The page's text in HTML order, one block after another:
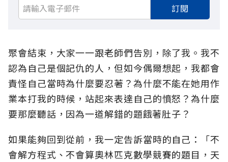
訂閱
聚會結束，大家一一跟老師們告別，除了我。我不
認為自己是個記仇的人，但如今偶爾想起，我都會
責怪自己當時為什麼要忍著？為什麼不能在她用作
業本打我的時候，站起來表達自己的憤怒？為什麼
要那麼聽話，因為一道解錯的題餓著肚子？
如果能夠回到從前，我一定告訴當時的自己：「不
會解方程式、不會算奧林匹克數學競賽的題目，天